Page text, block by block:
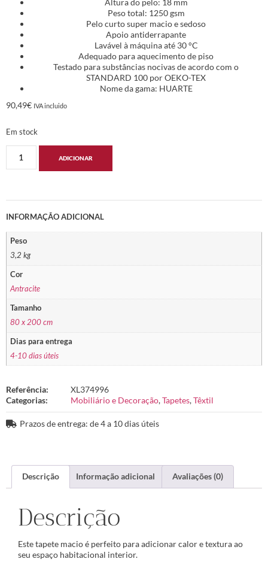
Altura do pelo: 18 mm
Peso total: 1250 gsm
Pelo curto super macio e sedoso
Apoio antiderrapante
Lavável à máquina até 30 °C
Adequado para aquecimento de piso
Testado para substâncias nocivas de acordo com o
STANDARD 100 por OEKO-TEX
Nome da gama: HUARTE
90,49€ IVA incluido
Em stock
ADICIONAR
INFORMAÇÃO ADICIONAL
Peso
3,2 kg
Cor
Antracite
Tamanho
80 x 200 cm
Dias para entrega
4-10 dias úteis
Referência:
XL374996
Categorias:
Mobiliário e Decoração,Tapetes,Têxtil
Prazos de entrega: de 4 a 10 dias úteis
Descrição Informação adicional Avaliações (0)
Descrição
Este tapete macio é perfeito para adicionar calor e textura ao
seu espaço habitacional interior.